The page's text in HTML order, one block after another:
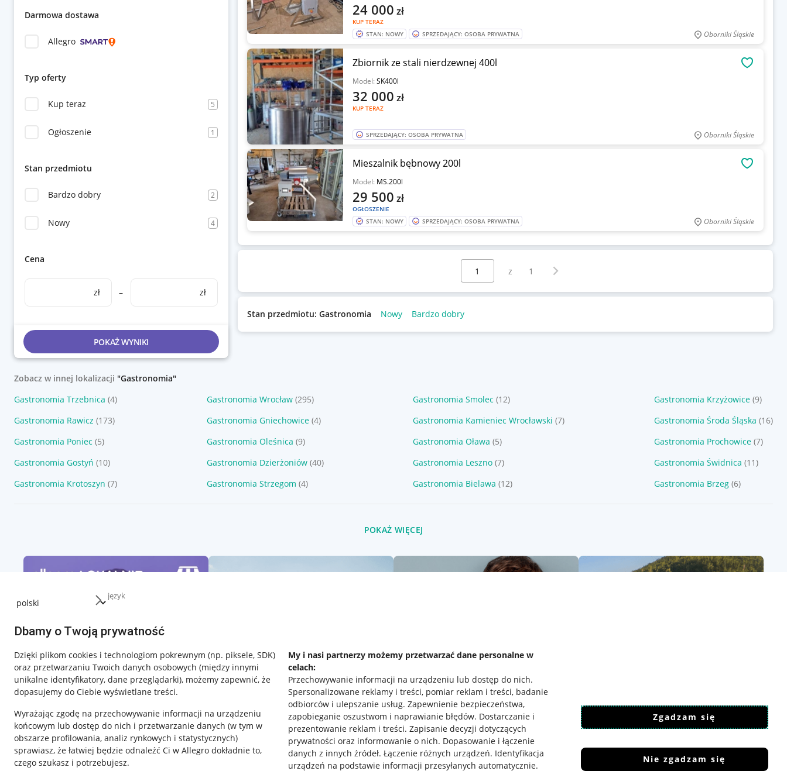
język
Dbamy o Twoją prywatność
Dzięki plikom cookies i technologiom pokrewnym (np. piksele, SDK)
oraz przetwarzaniu Twoich danych osobowych (między innymi
unikalne identyfikatory, dane przeglądarki), możemy zapewnić, że
dopasujemy do Ciebie wyświetlane treści.
Wyrażając zgodę na przechowywanie informacji na urządzeniu
końcowym lub dostęp do nich i przetwarzanie danych (w tym w
obszarze profilowania, analiz rynkowych i statystycznych)
sprawiasz, że łatwiej będzie odnaleźć Ci w Allegro dokładnie to,
czego szukasz i potrzebujesz.
My i nasi partnerzy możemy przetwarzać dane personalne w
celach:
Przechowywanie informacji na urządzeniu lub dostęp do nich.
Spersonalizowane reklamy i treści, pomiar reklam i treści, badanie
odbiorców i ulepszanie usług. Zapewnienie bezpieczeństwa,
zapobieganie oszustwom i naprawianie błędów. Dostarczanie i
prezentowanie reklam i treści. Zapisanie decyzji dotyczących
prywatności oraz informowanie o nich. Dopasowanie i łączenie
danych z innych źródeł. Łączenie różnych urządzeń. Identyfikacja
urządzeń na podstawie informacji przesyłanych automatycznie.
Zgadzam się
Nie zgadzam się
Darmowa dostawa
Allegro
Typ oferty
Kup teraz 5
Ogłoszenie 1
Stan przedmiotu
Bardzo dobry 2
Nowy 4
Cena
zł – zł
POKAŻ WYNIKI
KUP TERAZ
24 000 zł
STAN: NOWY SPRZEDAJĄCY: OSOBA PRYWATNA Oborniki Śląskie
Zbiornik ze stali nierdzewnej 400l
Model:SK400l
KUP TERAZ
32 000 zł
SPRZEDAJĄCY: OSOBA PRYWATNA Oborniki Śląskie
Mieszalnik bębnowy 200l
Model: MS.200l
OGŁOSZENIE
29 500 zł
STAN: NOWY SPRZEDAJĄCY: OSOBA PRYWATNA Oborniki Śląskie
Wybierz stronę:
z 1 Następna strona
Stan przedmiotu: Gastronomia Nowy Bardzo dobry
Zobacz w innej lokalizacji "Gastronomia"
Gastronomia Trzebnica (4) Gastronomia Wrocław (295) Gastronomia Smolec (12) Gastronomia Krzyżowice (9)
Gastronomia Rawicz (173) Gastronomia Gniechowice (4) Gastronomia Kamieniec Wrocławski (7) Gastronomia Środa Śląska (16)
Gastronomia Poniec (5) Gastronomia Oleśnica (9) Gastronomia Oława (5) Gastronomia Prochowice (7)
Gastronomia Gostyń (10) Gastronomia Dzierżoniów (40) Gastronomia Leszno (7) Gastronomia Świdnica (11)
Gastronomia Krotoszyn (7) Gastronomia Strzegom (4) Gastronomia Bielawa (12) Gastronomia Brzeg (6)
POKAŻ WIĘCEJ
Przydatne informacje Pobierz aplikację